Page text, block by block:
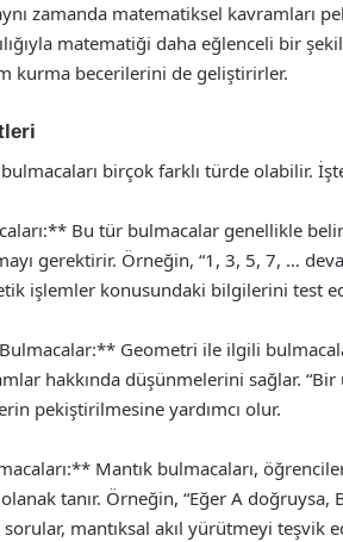
zamanda matematiksel kavramları
matematiği daha eğlenceli bir
kurma becerilerini de geliştirirler.
bulmacaları birçok farklı türde olabilir.
Bu tür bulmacalar genellikle
gerektirir. Örneğin, “1, 3, 5, 7, …
işlemler konusundaki bilgilerini test
Geometri ile ilgili
hakkında düşünmelerini sağlar. “Bir
pekiştirilmesine yardımcı olur.
Mantık bulmacaları,
tanır. Örneğin, “Eğer A doğruysa,
mantıksal akıl yürütmeyi teşvik